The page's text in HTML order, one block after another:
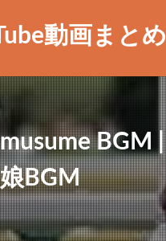
動画まとめ
BGM |
BGM